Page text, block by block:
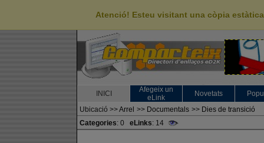
Atenció! Esteu visitant una còpia
INICI
Afegeix un
eLink
Novetats
Ubicació >>Arrel >> Documentals >> Dies de transició
Categories: 0 eLinks: 14